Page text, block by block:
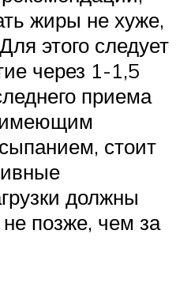
жиры не хуже,
этого следует
через 1-1,5
приема
стоит
должны
позже, чем за